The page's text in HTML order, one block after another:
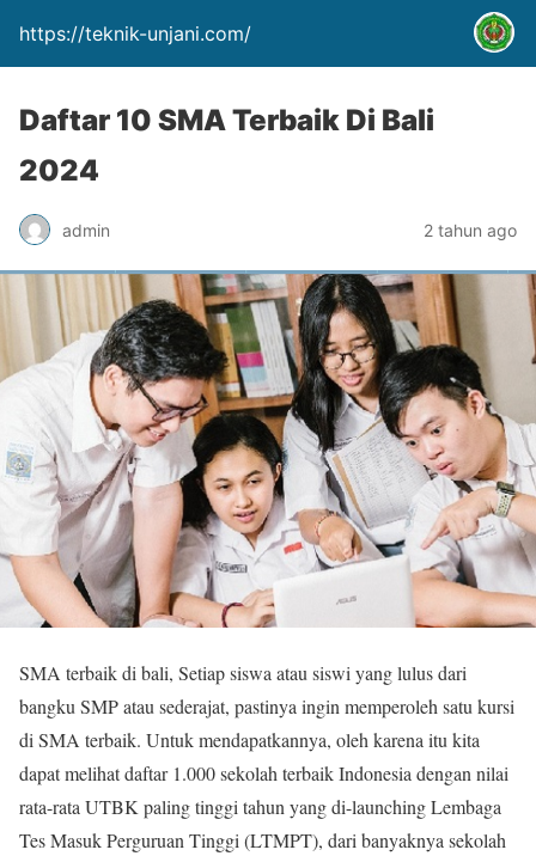
https://teknik-unjani.com/
Daftar 10 SMA Terbaik Di Bali
2024
admin 2 tahun ago
SMA terbaik di bali, Setiap siswa atau siswi yang lulus dari
bangku SMP atau sederajat, pastinya ingin memperoleh satu kursi
di SMA terbaik. Untuk mendapatkannya, oleh karena itu kita
dapat melihat daftar 1.000 sekolah terbaik Indonesia dengan nilai
rata-rata UTBK paling tinggi tahun yang di-launching Lembaga
Tes Masuk Perguruan Tinggi (LTMPT), dari banyaknya sekolah